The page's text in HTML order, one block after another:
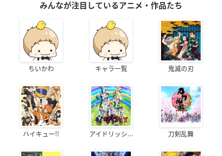
みんなが注目しているアニメ・作品たち
ちいかわ キャラ一覧 鬼滅の刃
ハイキュー!! アイドリッシ... 刀剣乱舞